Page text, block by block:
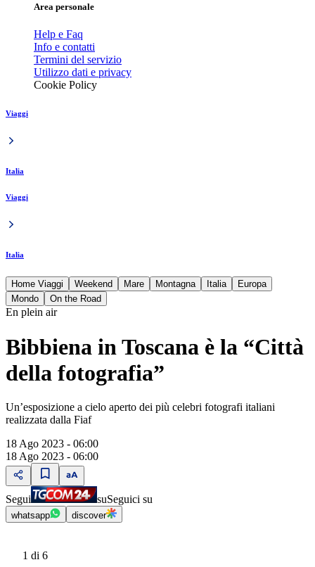
Area personale
Help e Faq
Info e contatti
Termini del servizio
Utilizzo dati e privacy
Cookie Policy
Viaggi
Italia
Viaggi
Italia
Home Viaggi Weekend Mare Montagna Italia
Europa
Mondo
On the Road
En plein air
Bibbiena in Toscana è la “Città
della fotografia”
Un’esposizione a cielo aperto dei più celebri fotografi italiani
realizzata dalla Fiaf
18 Ago 2023 - 06:00
18 Ago 2023 - 06:00
Segui suSeguici su
whatsapp discover
1 di 6